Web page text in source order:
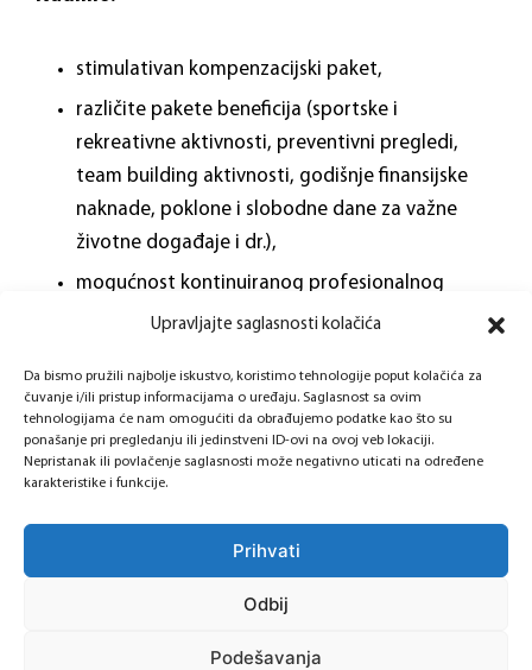
Upravljajte saglasnosti kolačića
Da bismo pružili najbolje iskustvo, koristimo tehnologije poput kolačića za
čuvanje i/ili pristup informacijama o uređaju. Saglasnost sa ovim
tehnologijama će nam omogućiti da obrađujemo podatke kao što su
ponašanje pri pregledanju ili jedinstveni ID-ovi na ovoj veb lokaciji.
Nepristanak ili povlačenje saglasnosti može negativno uticati na određene
karakteristike i funkcije.
Prihvati
Odbij
Podešavanja
stimulativan kompenzacijski paket,
različite pakete beneficija (sportske i
rekreativne aktivnosti, preventivni pregledi,
team building aktivnosti, godišnje finansijske
naknade, poklone i slobodne dane za važne
životne događaje i dr.),
mogućnost kontinuiranog profesionalnog
usavršavanja,
okruženju koje cijeni kolegijalnost i timski duh.
Način prijave:
Konkurs ostaje otvoren do dana22.04.2026. godine i
Vašu prijavu možete poslati putem